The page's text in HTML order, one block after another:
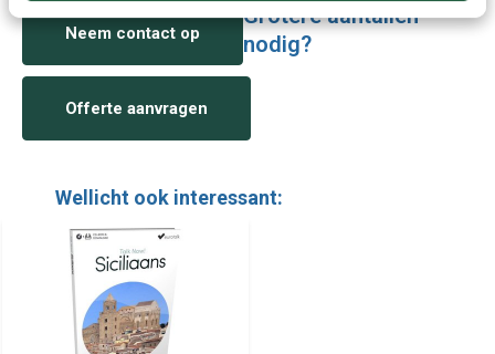
Neem contact op
Grotere aantallen
nodig?
Offerte aanvragen
Wellicht ook interessant: